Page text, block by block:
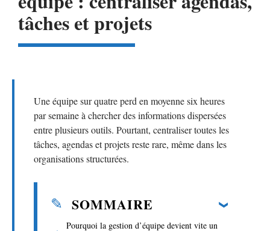
tâches et projets
Une équipe sur quatre perd en moyenne six heures
par semaine à chercher des informations dispersées
entre plusieurs outils. Pourtant, centraliser toutes les
tâches, agendas et projets reste rare, même dans les
organisations structurées.
SOMMAIRE
Pourquoi la gestion d’équipe devient vite un